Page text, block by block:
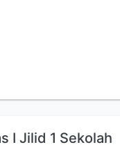
I Jilid 1 Sekolah